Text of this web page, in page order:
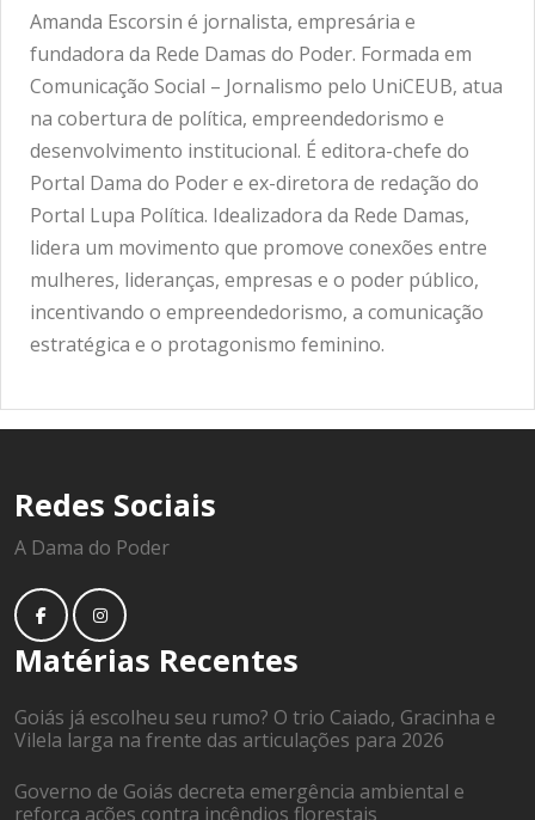
Amanda Escorsin é jornalista, empresária e
fundadora da Rede Damas do Poder. Formada em
Comunicação Social – Jornalismo pelo UniCEUB, atua
na cobertura de política, empreendedorismo e
desenvolvimento institucional. É editora-chefe do
Portal Dama do Poder e ex-diretora de redação do
Portal Lupa Política. Idealizadora da Rede Damas,
lidera um movimento que promove conexões entre
mulheres, lideranças, empresas e o poder público,
incentivando o empreendedorismo, a comunicação
estratégica e o protagonismo feminino.
Redes Sociais
A Dama do Poder
Matérias Recentes
Goiás já escolheu seu rumo? O trio Caiado, Gracinha e
Vilela larga na frente das articulações para 2026
Governo de Goiás decreta emergência ambiental e
reforça ações contra incêndios florestais